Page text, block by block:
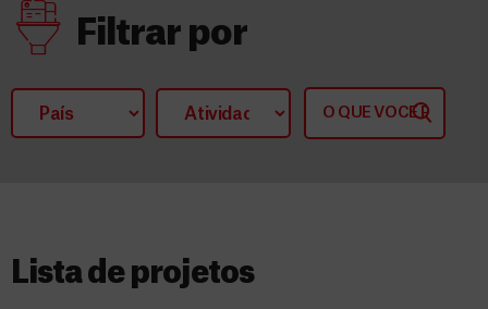
Filtrar por
Lista de projetos​